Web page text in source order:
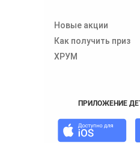
Новые акции
Как получить приз
ХРУМ
ПРИЛОЖЕНИЕ